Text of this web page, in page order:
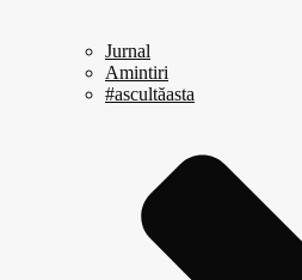
Jurnal
Amintiri
#ascultăasta